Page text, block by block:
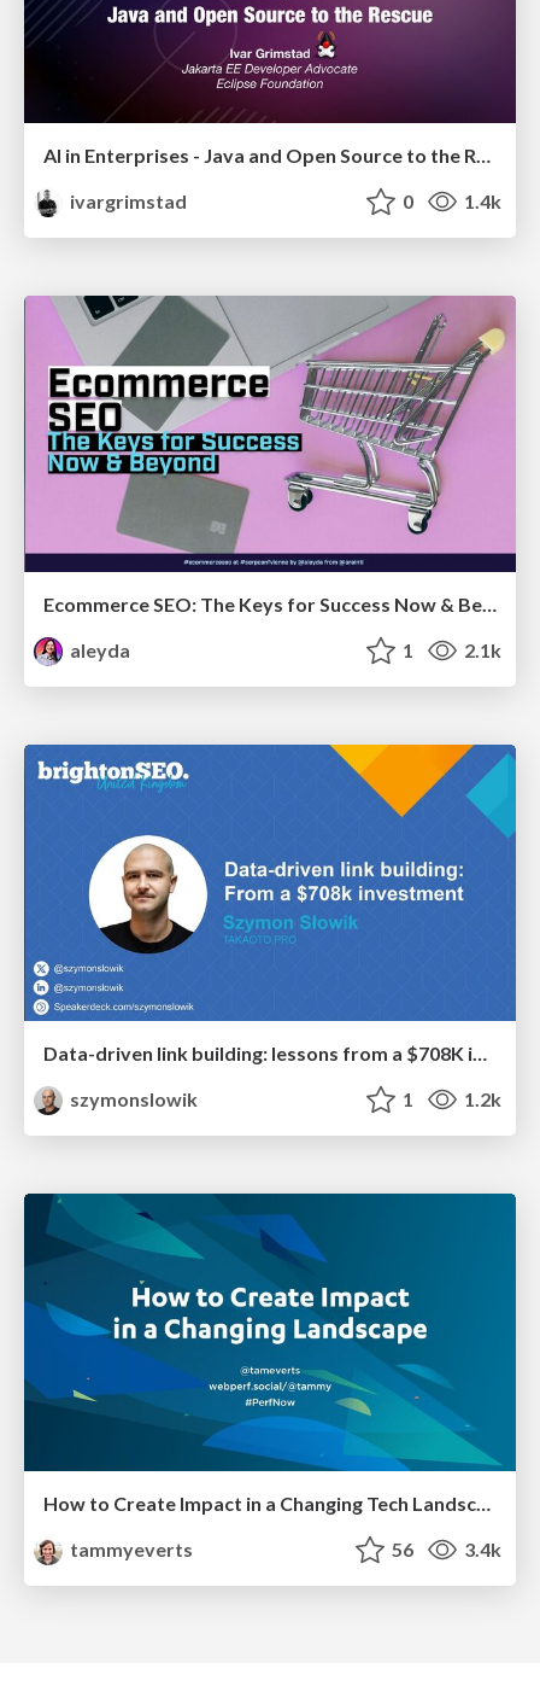
ivargrimstad
0 1.4k
Ecommerce SEO: The Keys for Success Now & Beyond - #SERPConf2024
aleyda
1 2.1k
Data-driven link building: lessons from a $708K investment (BrightonSEO talk)
szymonslowik
1 1.2k
tammyeverts
56 3.4k